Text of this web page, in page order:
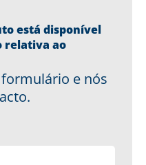
está disponível
relativa ao
e nós